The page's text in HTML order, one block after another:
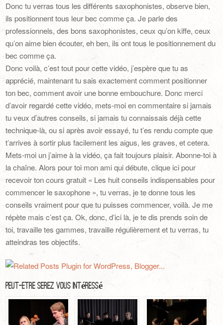
Donc tu verras tous les différents saxophonistes, observe bien,
ils positionnent tous leur bec comme ça. Je parle des
professionnels, des bons saxophonistes, ceux qu’on kiffe, ceux
qu’on aime bien écouter, eh ben, ils ont tous le positionnement du
bec comme ça.
Donc voilà, c’est tout pour cette vidéo, j’espère que tu as
apprécié, maintenant tu sais exactement comment positionner
ton bec, comment avoir une bonne embouchure. Donc merci
d’avoir regardé cette vidéo, mets-moi en commentaire si jamais
tu veux d’autres conseils, si jamais tu connaissais déjà cette
technique-là, ou si après avoir essayé, tu t’es rendu compte que
t’arrives à sortir plus facilement les aigus, les graves, et cetera.
Mets-moi un j’aime à la vidéo, ça fait toujours plaisir. Abonne-toi à
la chaîne. Alors pour toi mon ami qui débute, clique ici pour
recevoir ton cours gratuit « Les huit conseils indispensables pour
commencer le saxophone », tu verras, je te donne tous les
conseils vraiment pour que tu puisses commencer, voilà. Je me
répète mais c’est ça. Ok, donc, d’ici là, je te dis prends soin de
toi, travaille tes gammes, travaille régulièrement et tu verras, tu
atteindras tes objectifs.
Peut-Être Serez Vous Intéressé